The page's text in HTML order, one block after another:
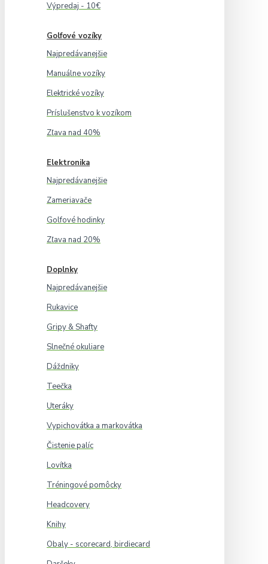
Výpredaj - 10€
Golfové vozíky
Najpredávanejšie
Manuálne vozíky
Elektrické vozíky
Príslušenstvo k vozíkom
Zľava nad 40%
Elektronika
Najpredávanejšie
Zameriavače
Golfové hodinky
Zľava nad 20%
Doplnky
Najpredávanejšie
Rukavice
Gripy & Shafty
Slnečné okuliare
Dáždniky
Teečka
Uteráky
Vypichovátka a markovátka
Čistenie palíc
Lovítka
Tréningové pomôcky
Headcovery
Knihy
Obaly - scorecard, birdiecard